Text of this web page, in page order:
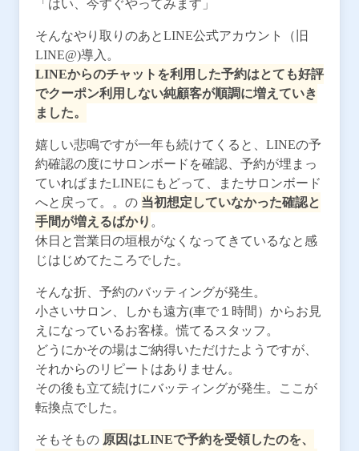
「はい、今すぐやってみます」
そんなやり取りのあとLINE公式アカウント（旧
LINE@)導入。
LINEからのチャットを利用した予約はとても好評
でクーポン利用しない純顧客が順調に増えていき
ました。
嬉しい悲鳴ですが一年も続けてくると、LINEの予
約確認の度にサロンボードを確認、予約が埋まっ
ていればまたLINEにもどって、またサロンボード
へと戻って。。の 当初想定していなかった確認と
手間が増えるばかり 。
休日と営業日の垣根がなくなってきているなと感
じはじめてたころでした。
そんな折、予約のバッティングが発生。
小さいサロン、しかも遠方(車で１時間）からお見
えになっているお客様。慌てるスタッフ。
どうにかその場はご納得いただけたようですが、
それからのリピートはありません。
その後も立て続けにバッティングが発生。ここが
転換点でした。
そもそもの 原因はLINEで予約を受領したのを、